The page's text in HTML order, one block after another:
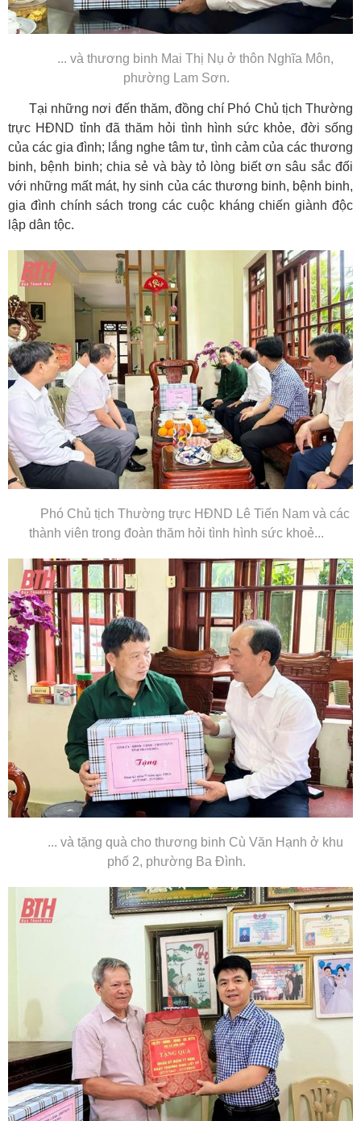
... và thương binh Mai Thị Nụ ở thôn Nghĩa Môn,
phường Lam Sơn.
Tại những nơi đến thăm, đồng chí Phó Chủ tịch Thường
trực HĐND tỉnh đã thăm hỏi tình hình sức khỏe, đời sống
của các gia đình; lắng nghe tâm tư, tình cảm của các thương
binh, bệnh binh; chia sẻ và bày tỏ lòng biết ơn sâu sắc đối
với những mất mát, hy sinh của các thương binh, bệnh binh,
gia đình chính sách trong các cuộc kháng chiến giành độc
lập dân tộc.
Phó Chủ tịch Thường trực HĐND Lê Tiến Nam và các
thành viên trong đoàn thăm hỏi tình hình sức khoẻ...
... và tặng quà cho thương binh Cù Văn Hạnh ở khu
phố 2, phường Ba Đình.